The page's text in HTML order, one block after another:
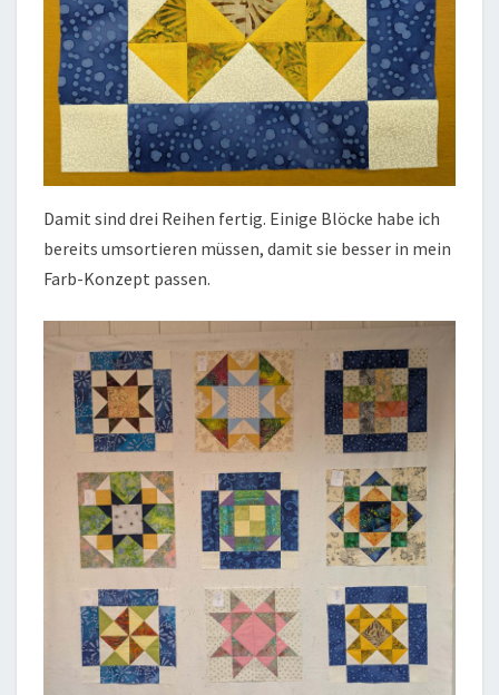
Damit sind drei Reihen fertig. Einige Blöcke habe ich
bereits umsortieren müssen, damit sie besser in mein
Farb-Konzept passen.